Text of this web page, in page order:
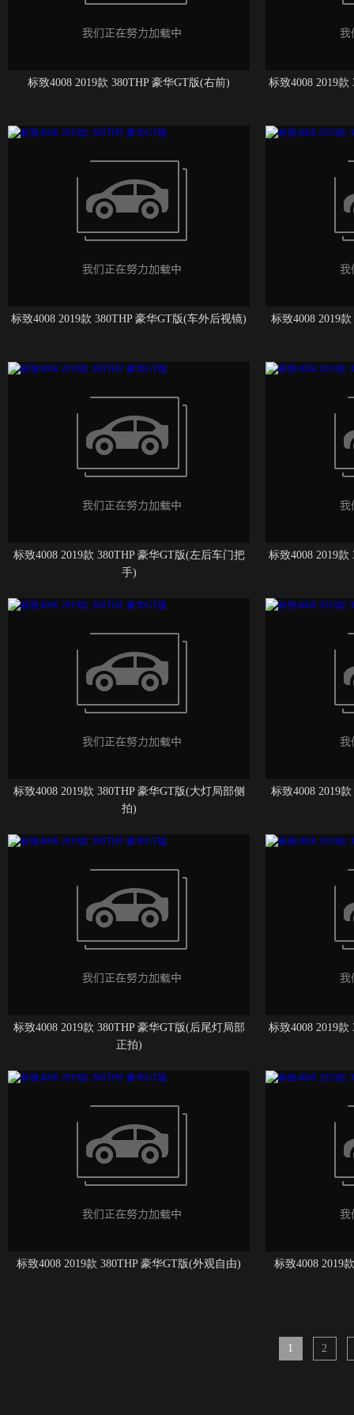
标致4008 2019款 380THP 豪华GT版(右前) 标致4008 2019
标致4008 2019款 380THP 豪华GT版(车外后视镜) 标致4008 2019
标致4008 2019款 380THP 豪华GT版(左后车门把
手)
标致4008 2019
标致4008 2019款 380THP 豪华GT版(大灯局部侧
拍)
标致4008 2019
标致4008 2019款 380THP 豪华GT版(后尾灯局部
正拍)
标致4008 2019
标致4008 2019款 380THP 豪华GT版(外观自由) 标致4008 2019
1 2